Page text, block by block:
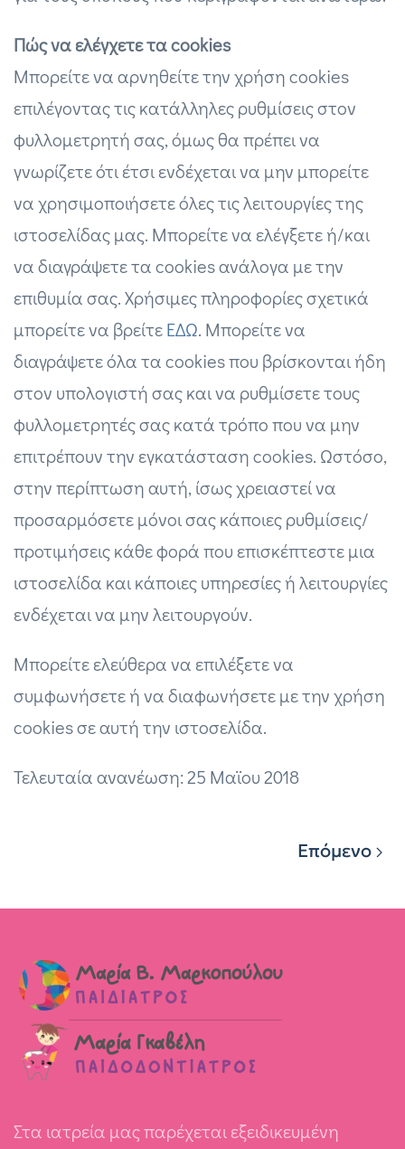
Πώς να ελέγχετε τα cookies
Μπορείτε να αρνηθείτε την χρήση cookies
επιλέγοντας τις κατάλληλες ρυθμίσεις στον
φυλλομετρητή σας, όμως θα πρέπει να
γνωρίζετε ότι έτσι ενδέχεται να μην μπορείτε
να χρησιμοποιήσετε όλες τις λειτουργίες της
ιστοσελίδας μας. Μπορείτε να ελέγξετε ή/και
να διαγράψετε τα cookies ανάλογα με την
επιθυμία σας. Χρήσιμες πληροφορίες σχετικά
μπορείτε να βρείτεΕΔΩ. Μπορείτε να
διαγράψετε όλα τα cookies που βρίσκονται ήδη
στον υπολογιστή σας και να ρυθμίσετε τους
φυλλομετρητές σας κατά τρόπο που να μην
επιτρέπουν την εγκατάσταση cookies. Ωστόσο,
στην περίπτωση αυτή, ίσως χρειαστεί να
προσαρμόσετε μόνοι σας κάποιες ρυθμίσεις/
προτιμήσεις κάθε φορά που επισκέπτεστε μια
ιστοσελίδα και κάποιες υπηρεσίες ή λειτουργίες
ενδέχεται να μην λειτουργούν.
Μπορείτε ελεύθερα να επιλέξετε να
συμφωνήσετε ή να διαφωνήσετε με την χρήση
cookies σε αυτή την ιστοσελίδα.
Τελευταία ανανέωση: 25 Μαϊου 2018
Επόμενο
Στα ιατρεία μας παρέχεται εξειδικευμένη